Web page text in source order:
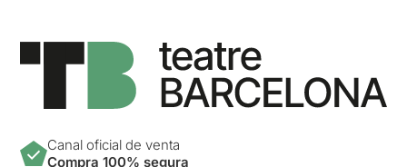
Canal oficial de venta
Compra 100% segura